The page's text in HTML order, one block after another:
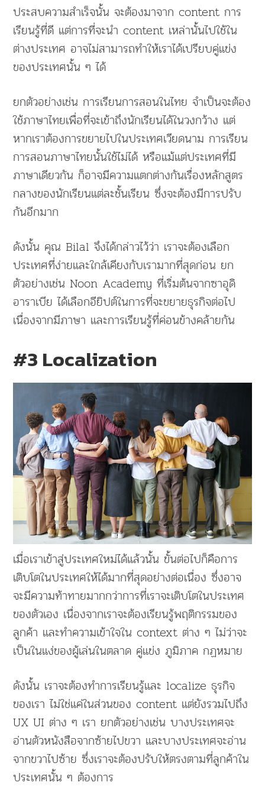
ประสบความสำเร็จนั้น จะต้องมาจาก content การ
เรียนรู้ที่ดี แต่การที่จะนำ content เหล่านั้นไปใช้ใน
ต่างประเทศ อาจไม่สามารถทำให้เราได้เปรียบคู่แข่ง
ของประเทศนั้น ๆ ได้
ยกตัวอย่างเช่น การเรียนการสอนในไทย จำเป็นจะต้อง
ใช้ภาษาไทยเพื่อที่จะเข้าถึงนักเรียนได้ในวงกว้าง แต่
หากเราต้องการขยายไปในประเทศเวียดนาม การเรียน
การสอนภาษาไทยนั้นใช้ไม่ได้ หรือแม้แต่ประเทศที่มี
ภาษาเดียวกัน ก็อาจมีความแตกต่างกันเรื่องหลักสูตร
กลางของนักเรียนแต่ละชั้นเรียน ซึ่งจะต้องมีการปรับ
กันอีกมาก
ดังนั้น คุณ Bilal จึงได้กล่าวไว้ว่า เราจะต้องเลือก
ประเทศที่ง่ายและใกล้เคียงกับเรามากที่สุดก่อน ยก
ตัวอย่างเช่น Noon Academy ที่เริ่มต้นจากซาอุดิ
อาราเบีย ได้เลือกอียิปต์ในการที่จะขยายธุรกิจต่อไป
เนื่องจากมีภาษา และการเรียนรู้ที่ค่อนข้างคล้ายกัน
#3 Localization
เมื่อเราเข้าสู่ประเทศใหม่ได้แล้วนั้น ขั้นต่อไปก็คือการ
เติบโตในประเทศให้ได้มากที่สุดอย่างต่อเนื่อง ซึ่งอาจ
จะมีความท้าทายมากกว่าการที่เราจะเติบโตในประเทศ
ของตัวเอง เนื่องจากเราจะต้องเรียนรู้พฤติกรรมของ
ลูกค้า และทำความเข้าใจใน context ต่าง ๆ ไม่ว่าจะ
เป็นในแง่ของผู้เล่นในตลาด คู่แข่ง ภูมิภาค กฏหมาย
ดังนั้น เราจะต้องทำการเรียนรู้และ localize ธุรกิจ
ของเรา ไม่ใช่แค่ในส่วนของ content แต่ยังรวมไปถึง
UX UI ต่าง ๆ เรา ยกตัวอย่างเช่น บางประเทศจะ
อ่านตัวหนังสือจากซ้ายไปขวา และบางประเทศจะอ่าน
จากขวาไปซ้าย ซึ่งเราจะต้องปรับให้ตรงตามที่ลูกค้าใน
ประเทศนั้น ๆ ต้องการ